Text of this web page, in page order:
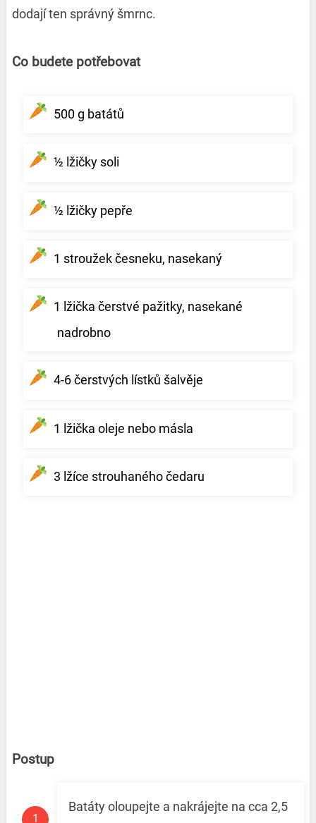
dodají ten správný šmrnc.
Co budete potřebovat
500 g batátů
½ lžičky soli
½ lžičky pepře
1 stroužek česneku, nasekaný
1 lžička čerstvé pažitky, nasekané
nadrobno
4-6 čerstvých lístků šalvěje
1 lžička oleje nebo másla
3 lžíce strouhaného čedaru
Postup
Batáty oloupejte a nakrájejte na cca 2,5